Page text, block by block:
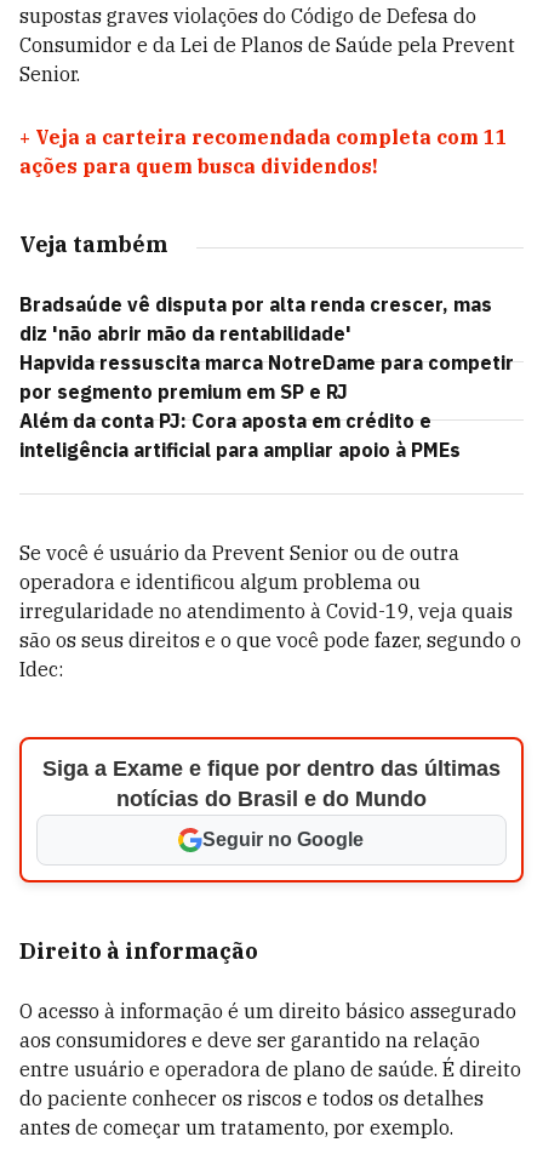
supostas graves violações do Código de Defesa do
Consumidor e da Lei de Planos de Saúde pela Prevent
Senior.
+ Veja a carteira recomendada completa com 11
ações para quem busca dividendos!
Veja também
Bradsaúde vê disputa por alta renda crescer, mas
diz 'não abrir mão da rentabilidade'
Hapvida ressuscita marca NotreDame para competir
por segmento premium em SP e RJ
Além da conta PJ: Cora aposta em crédito e
inteligência artificial para ampliar apoio à PMEs
Se você é usuário da Prevent Senior ou de outra
operadora e identificou algum problema ou
irregularidade no atendimento à Covid-19, veja quais
são os seus direitos e o que você pode fazer, segundo o
Idec:
Siga a Exame e fique por dentro das últimas
notícias do Brasil e do Mundo
Seguir no Google
Direito à informação
O acesso à informação é um direito básico assegurado
aos consumidores e deve ser garantido na relação
entre usuário e operadora de plano de saúde. É direito
do paciente conhecer os riscos e todos os detalhes
antes de começar um tratamento, por exemplo.